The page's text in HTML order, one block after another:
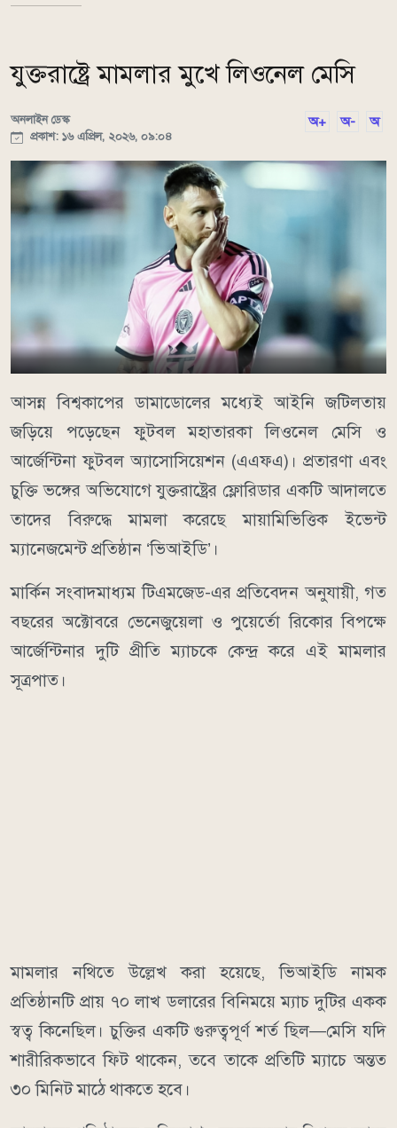
যুক্তরাষ্ট্রে মামলার মুখে লিওনেল মেসি
অনলাইন ডেস্ক
প্রকাশ: ১৬ এপ্রিল, ২০২৬, ০৯:০৪
অ+ অ- অ
আসন্ন বিশ্বকাপের ডামাডোলের মধ্যেই আইনি জটিলতায়
জড়িয়ে পড়েছেন ফুটবল মহাতারকা লিওনেল মেসি ও
আর্জেন্টিনা ফুটবল অ্যাসোসিয়েশন (এএফএ)। প্রতারণা এবং
চুক্তি ভঙ্গের অভিযোগে যুক্তরাষ্ট্রের ফ্লোরিডার একটি আদালতে
তাদের বিরুদ্ধে মামলা করেছে মায়ামিভিত্তিক ইভেন্ট
ম্যানেজমেন্ট প্রতিষ্ঠান ‘ভিআইডি’।
মার্কিন সংবাদমাধ্যম টিএমজেড-এর প্রতিবেদন অনুযায়ী, গত
বছরের অক্টোবরে ভেনেজুয়েলা ও পুয়ের্তো রিকোর বিপক্ষে
আর্জেন্টিনার দুটি প্রীতি ম্যাচকে কেন্দ্র করে এই মামলার
সূত্রপাত।
মামলার নথিতে উল্লেখ করা হয়েছে, ভিআইডি নামক
প্রতিষ্ঠানটি প্রায় ৭০ লাখ ডলারের বিনিময়ে ম্যাচ দুটির একক
স্বত্ব কিনেছিল। চুক্তির একটি গুরুত্বপূর্ণ শর্ত ছিল—মেসি যদি
শারীরিকভাবে ফিট থাকেন, তবে তাকে প্রতিটি ম্যাচে অন্তত
৩০ মিনিট মাঠে থাকতে হবে।